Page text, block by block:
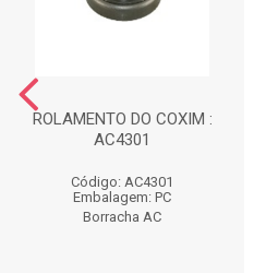
ROLAMENTO DO COXIM :
AC4301
Código: AC4301
Embalagem: PC
Borracha AC